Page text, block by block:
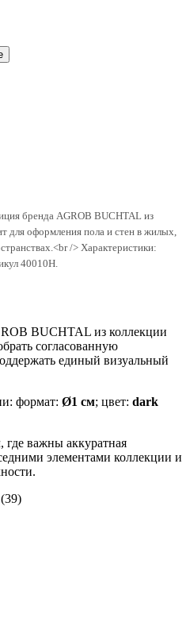
бренда AGROB BUCHTAL из
для оформления пола и стен в жилых,
/> Характеристики:
40010H.
BUCHTAL из коллекции
согласованную
единый визуальный
формат: Ø1 см; цвет: dark
где важны аккуратная
элементами коллекции и
(39)